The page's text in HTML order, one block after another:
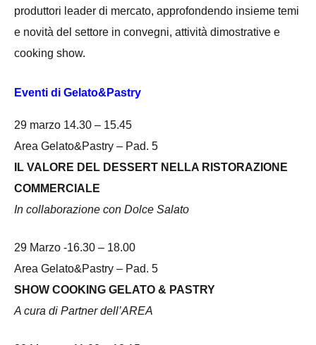
produttori leader di mercato, approfondendo insieme temi
e novità del settore in convegni, attività dimostrative e
cooking show.
Eventi di Gelato&Pastry
29 marzo 14.30 – 15.45
Area Gelato&Pastry – Pad. 5
IL VALORE DEL DESSERT NELLA RISTORAZIONE
COMMERCIALE
In collaborazione con Dolce Salato
29 Marzo -16.30 – 18.00
Area Gelato&Pastry – Pad. 5
SHOW COOKING GELATO & PASTRY
A cura di Partner dell’AREA